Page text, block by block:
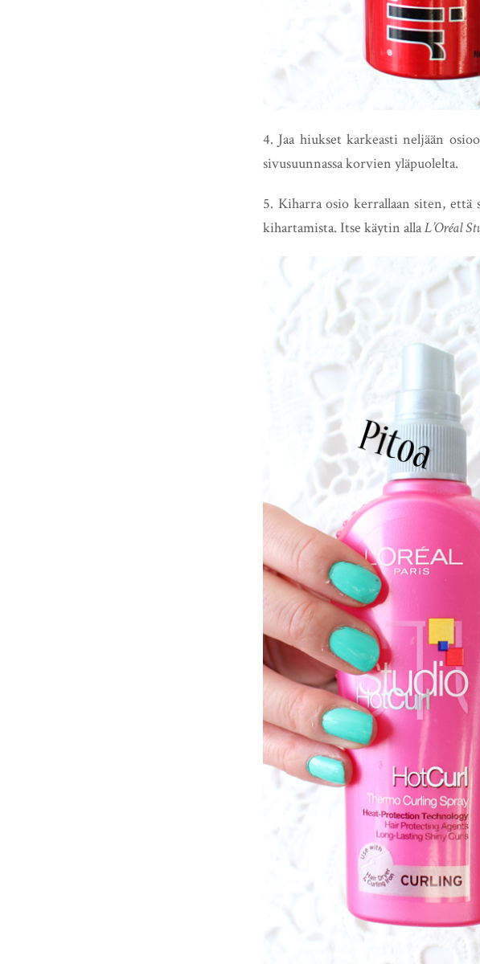
4. Jaa hiukset karkeasti neljään
sivusuunnassa korvien yläpuolelta.
5. Kiharra osio kerrallaan siten,
kihartamista. Itse käytin allaL’Oréal